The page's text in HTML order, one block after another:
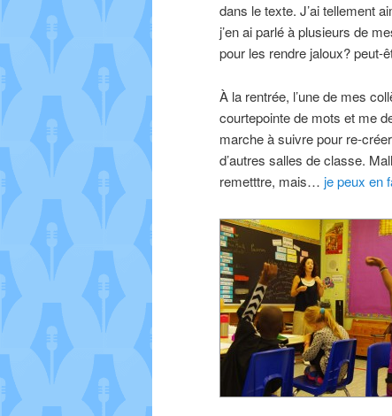
dans le texte. J’ai tellement
j’en ai parlé à plusieurs de
pour les rendre jaloux? peut-
À la rentrée, l’une de mes
courtepointe de mots et me
marche à suivre pour re-
d’autres salles de classe.
remetttre, mais… je peux en